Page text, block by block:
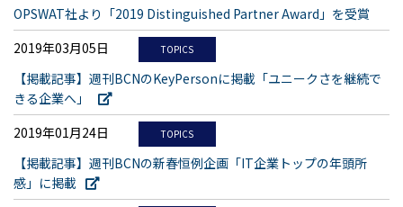
OPSWAT社より「2019 Distinguished Partner Award」を受賞
2019年03月05日
TOPICS
【掲載記事】週刊BCNのKeyPersonに掲載「ユニークさを継続で
きる企業へ」
2019年01月24日
TOPICS
【掲載記事】週刊BCNの新春恒例企画「IT企業トップの年頭所
感」に掲載